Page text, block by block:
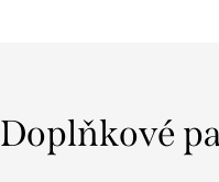
Doplňkové